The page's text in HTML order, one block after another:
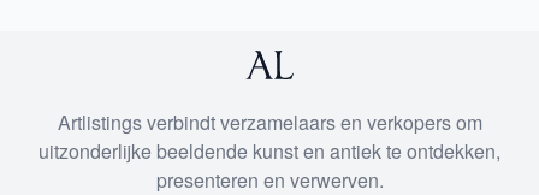
Artlistings verbindt verzamelaars en verkopers om
uitzonderlijke beeldende kunst en antiek te ontdekken,
presenteren en verwerven.